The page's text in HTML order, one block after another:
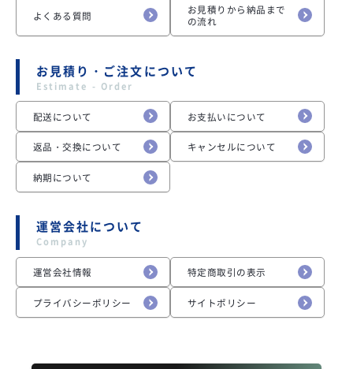
よくある質問
お見積りから納品まで
の流れ
お見積り・ご注文について
配送について お支払いについて
返品・交換について キャンセルについて
納期について
運営会社について
運営会社情報 特定商取引の表示
プライバシーポリシー サイトポリシー